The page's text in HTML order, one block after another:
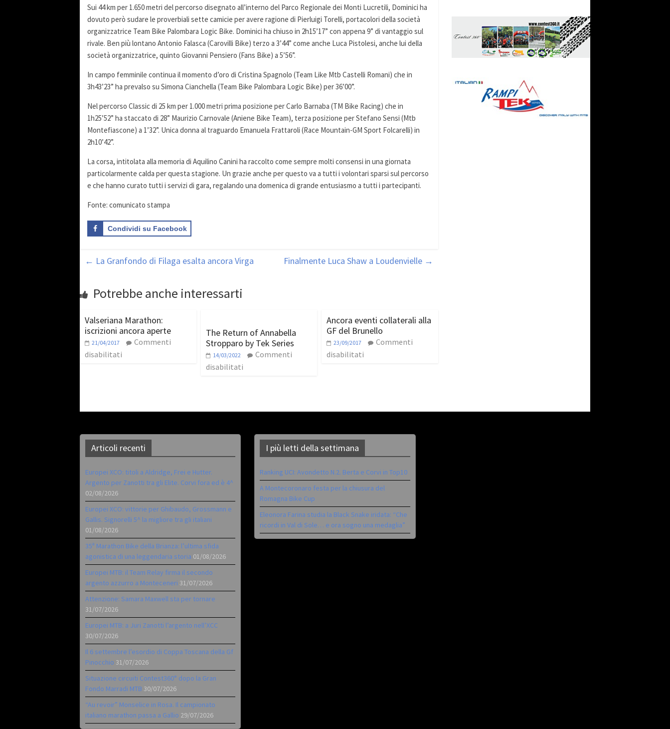
Sui 44 km per 1.650 metri del percorso disegnato all’interno del Parco Regionale dei Monti Lucretili, Dominici ha
dovuto però sudare le proverbiali sette camicie per avere ragione di Pierluigi Torelli, portacolori della società
organizzatrice Team Bike Palombara Logic Bike. Dominici ha chiuso in 2h15’17” con appena 9” di vantaggio sul
rivale. Ben più lontano Antonio Falasca (Carovilli Bike) terzo a 3’44” come anche Luca Pistolesi, anche lui della
società organizzatrice, quinto Giovanni Pensiero (Fans Bike) a 5’56”.
In campo femminile continua il momento d’oro di Cristina Spagnolo (Team Like Mtb Castelli Romani) che in
3h43’23” ha prevalso su Simona Cianchella (Team Bike Palombara Logic Bike) per 36’00”.
Nel percorso Classic di 25 km per 1.000 metri prima posizione per Carlo Barnaba (TM Bike Racing) che in
1h25’52” ha staccato di 28” Maurizio Carnovale (Aniene Bike Team), terza posizione per Stefano Sensi (Mtb
Montefiascone) a 1’32”. Unica donna al traguardo Emanuela Frattaroli (Race Mountain-GM Sport Folcarelli) in
2h10’42”.
La corsa, intitolata alla memoria di Aquilino Canini ha raccolto come sempre molti consensi in una giornata
particolarmente calda per questa stagione. Un grazie anche per questo va a tutti i volontari sparsi sul percorso
e che hanno curato tutti i servizi di gara, regalando una domenica di grande entusiasmo a tutti i partecipanti.
Fonte: comunicato stampa
Condividi su Facebook
← La Granfondo di Filaga esalta ancora Virga Finalmente Luca Shaw a Loudenvielle →
Potrebbe anche interessarti
Valseriana Marathon:
iscrizioni ancora aperte
21/04/2017
Commenti
disabilitati
The Return of Annabella
Stropparo by Tek Series
14/03/2022
Commenti
disabilitati
Ancora eventi collaterali alla
GF del Brunello
23/09/2017
Commenti
disabilitati
Articoli recenti
Europei XCO: titoli a Aldridge, Frei e Hutter.
Argento per Zanotti tra gli Elite. Corvi fora ed è 4^
02/08/2026
Europei XCO: vittorie per Ghibaudo, Grossmann e
Gallis. Signorelli 5^ la migliore tra gli italiani
01/08/2026
35ª Marathon Bike della Brianza: l’ultima sfida
agonistica di una leggendaria storia 01/08/2026
Europei MTB: il Team Relay firma il secondo
argento azzurro a Monteceneri 31/07/2026
Attenzione: Samara Maxwell sta per tornare
31/07/2026
Europei MTB: a Juri Zanotti l’argento nell’XCC
30/07/2026
Il 6 settembre l’esordio di Coppa Toscana della Gf
Pinocchio 31/07/2026
Situazione circuiti Contest360° dopo la Gran
Fondo Marradi MTB 30/07/2026
“Au revoir” Monselice in Rosa. Il campionato
italiano marathon passa a Gallio 29/07/2026
I più letti della settimana
Ranking UCI: Avondetto N.2. Berta e Corvi in Top10
A Montecoronaro festa per la chiusura del
Romagna Bike Cup
Eleonora Farina studia la Black Snake iridata: “Che
ricordi in Val di Sole… e ora sogno una medaglia”